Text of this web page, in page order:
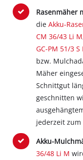
Rasenmäher
die Akku-
CM 36/43 Li M
GC-PM 51/3 S
bzw.
Mäher
Schnittgut
geschnitten
jederzeit
Akku-
36/48 Li M